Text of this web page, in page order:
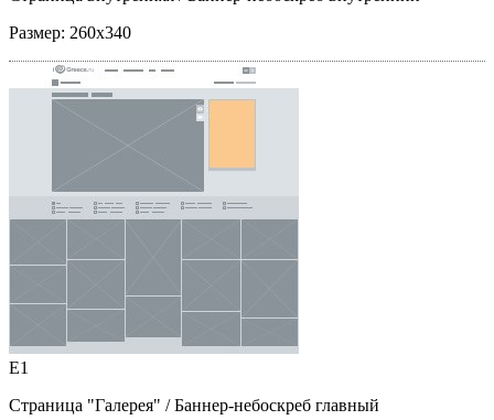
Размер: 260x340
E1
Страница "Галерея" / Баннер-небоскреб главный